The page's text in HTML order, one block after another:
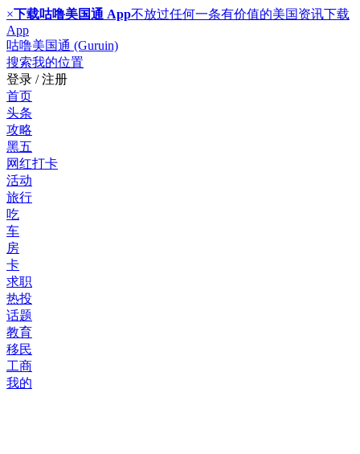
×下载咕噜美国通 App不放过任何一条有价值的美国资讯下载
App
咕噜美国通 (Guruin)
搜索我的位置
登录 / 注册
首页
头条
攻略
黑五
网红打卡
活动
旅行
吃
车
房
卡
求职
热投
话题
教育
移民
工商
我的